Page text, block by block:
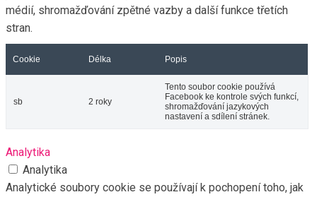
médií, shromažďování zpětné vazby a další funkce třetích
stran.
Cookie Délka Popis
sb 2 roky
Tento soubor cookie používá
Facebook ke kontrole svých funkcí,
shromažďování jazykových
nastavení a sdílení stránek.
Analytika
Analytika
Analytické soubory cookie se používají k pochopení toho, jak